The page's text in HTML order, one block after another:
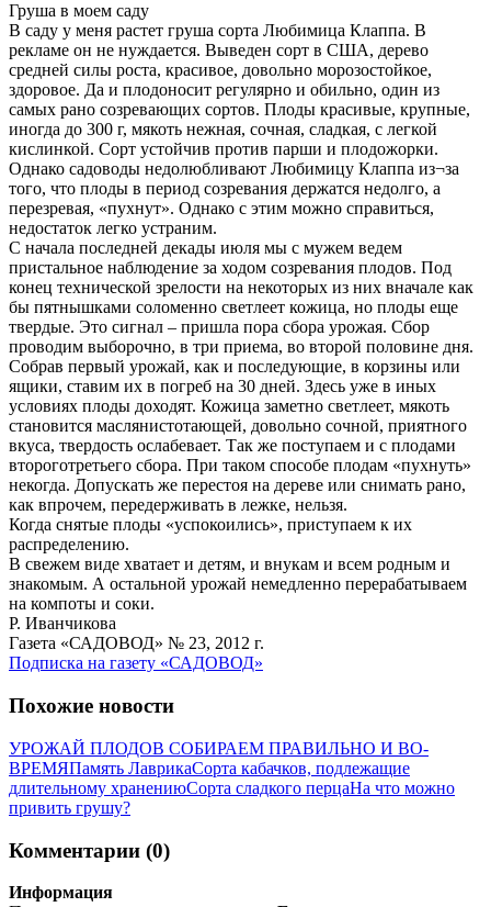
Груша в моем саду
В саду у меня растет груша сорта Любимица Клаппа. В
рекламе он не нуждается. Выведен сорт в США, дерево
средней силы роста, красивое, довольно морозостойкое,
здоровое. Да и плодоносит регулярно и обильно, один из
самых рано созревающих сортов. Плоды красивые, крупные,
иногда до 300 г, мякоть нежная, сочная, сладкая, с легкой
кислинкой. Сорт устойчив против парши и плодожорки.
Однако садоводы недолюбливают Любимицу Клаппа из¬за
того, что плоды в период созревания держатся недолго, а
перезревая, «пухнут». Однако с этим можно справиться,
недостаток легко устраним.
С начала последней декады июля мы с мужем ведем
пристальное наблюдение за ходом созревания плодов. Под
конец технической зрелости на некоторых из них вначале как
бы пятнышками соломенно светлеет кожица, но плоды еще
твердые. Это сигнал – пришла пора сбора урожая. Сбор
проводим выборочно, в три приема, во второй половине дня.
Собрав первый урожай, как и последующие, в корзины или
ящики, ставим их в погреб на 30 дней. Здесь уже в иных
условиях плоды доходят. Кожица заметно светлеет, мякоть
становится маслянисто­тающей, довольно сочной, приятного
вкуса, твердость ослабевает. Так же поступаем и с плодами
второго­третьего сбора. При таком способе плодам «пухнуть»
некогда. Допускать же перестоя на дереве или снимать рано,
как впрочем, передерживать в лежке, нельзя.
Когда снятые плоды «успокоились», приступаем к их
распределению.
В свежем виде хватает и детям, и внукам и всем родным и
знакомым. А остальной урожай немедленно перерабатываем
на компоты и соки.
Р. Иванчикова
Газета «САДОВОД» № 23, 2012 г.
Подписка на газету «САДОВОД»
Похожие новости
УРОЖАЙ ПЛОДОВ СОБИРАЕМ ПРАВИЛЬНО И ВО-
ВРЕМЯПамять ЛаврикаСорта кабачков, подлежащие
длительному хранениюСорта сладкого перцаНа что можно
привить грушу?
Комментарии (0)
Информация